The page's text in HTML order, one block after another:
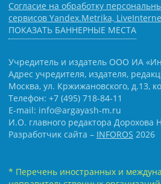
Согласие на обработку
сервисов Yandex.Metrika,
ПОКАЗАТЬ БАННЕРНЫЕ МЕСТА
Учредитель и издатель ООО ИА
Адрес учредителя, издателя,
Москва, ул. Кржижановского, д.13,
Телефон: +7 (495) 718-84-11
E-mail: info@argayash-m.ru
И.О. главного редактора Дорохова
Разработчик сайта – INFOROS 2026
* Перечень иностранных и